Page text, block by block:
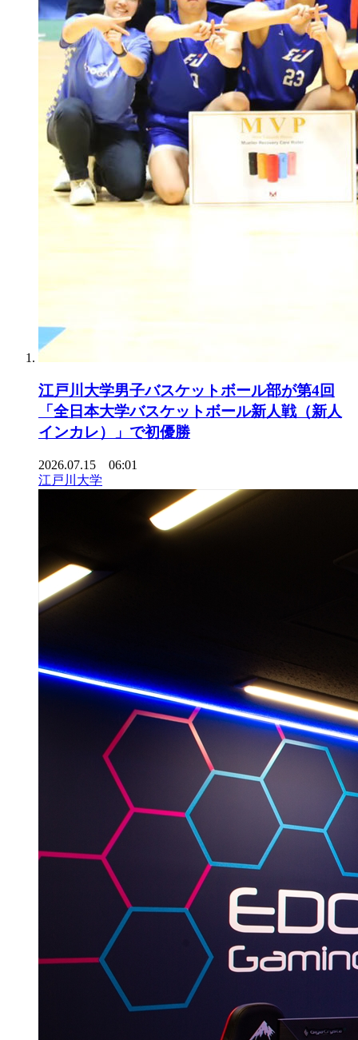
江戸川大学男子バスケットボール部が第4回
「全日本大学バスケットボール新人戦（新人
インカレ）」で初優勝
2026.07.15 06:01
江戸川大学